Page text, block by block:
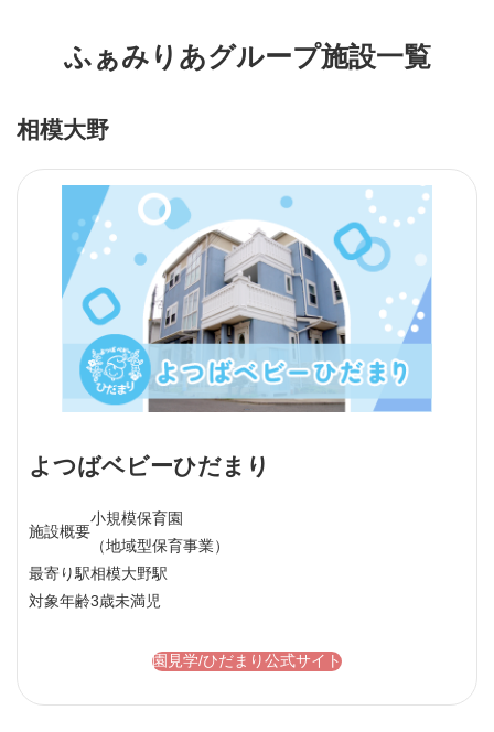
ふぁみりあグループ施設一覧
相模大野
よつばベビーひだまり
施設概要
小規模保育園
（地域型保育事業）
最寄り駅相模大野駅
対象年齢3歳未満児
園見学/ひだまり公式サイト